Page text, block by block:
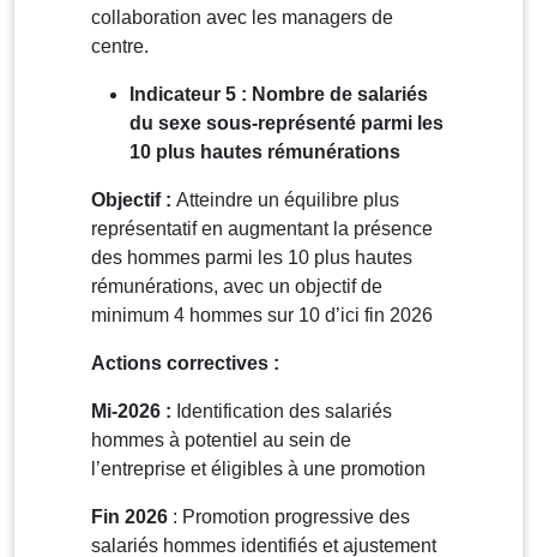
collaboration avec les managers de
centre.
Indicateur 5 : Nombre de salariés
du sexe sous-représenté parmi les
10 plus hautes rémunérations
Objectif : Atteindre un équilibre plus
représentatif en augmentant la présence
des hommes parmi les 10 plus hautes
rémunérations, avec un objectif de
minimum 4 hommes sur 10 d’ici fin 2026
Actions correctives :
Mi-2026 : Identification des salariés
hommes à potentiel au sein de
l’entreprise et éligibles à une promotion
Fin 2026 : Promotion progressive des
salariés hommes identifiés et ajustement